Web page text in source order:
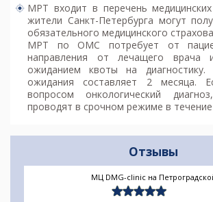
МРТ входит в перечень
жители Санкт-Петербурга могут
обязательного медицинского
МРТ по ОМС потребует от
направления от лечащего врача
ожиданием квоты на диагностику.
ожидания составляет 2 месяца.
вопросом онкологический
проводят в срочном режиме в течение
Отзывы
МЦ DMG-clinic на